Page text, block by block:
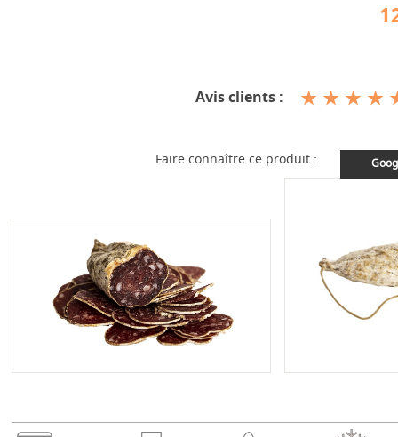
Avis clients :
Faire connaître ce produit :